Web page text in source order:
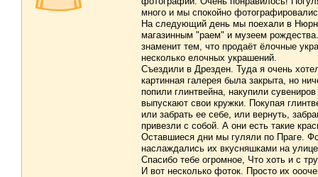
много и мы спокойно
На следующий день мы поехали в
магазинным "раем" и музеем
знаменит тем, что продаёт ёлочные
несколько елочных украшений.
Съездили в Дрезден. Туда я очень
картинная галерея была закрыта, но
попили глинтвейна, накупили
выпускают свои кружки. Покупая
или забрать ее себе, или вернуть,
привезли с собой. А они есть такие
Оставшиеся дни мы гуляли по Праге.
наслаждались их вкусняшками на
Спасибо тебе огромное, Что хоть и с
И вот несколько фоток. Просто их